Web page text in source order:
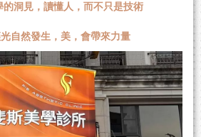
洞見，讀懂人，而不只是技術
自然發生，美，會帶來力量